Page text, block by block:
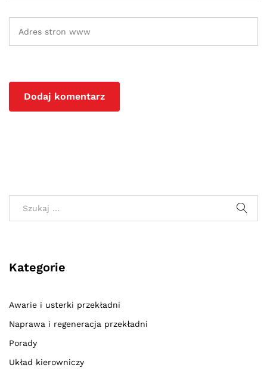
Kategorie
Awarie i usterki przekładni
Naprawa i regeneracja przekładni
Porady
Układ kierowniczy